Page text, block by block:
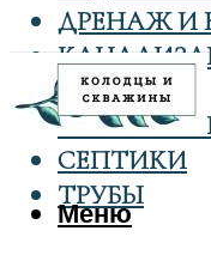
ДРЕНАЖ И
КОЛОДЦЫ
СЕПТИКИ
ТРУБЫ
Меню